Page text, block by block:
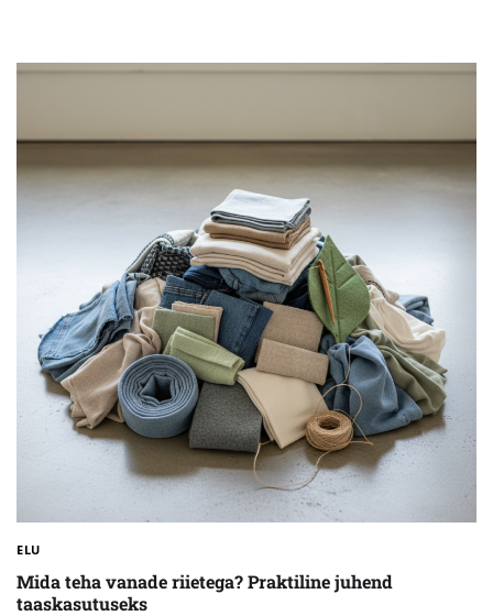
ELU
Mida teha vanade riietega? Praktiline juhend
taaskasutuseks